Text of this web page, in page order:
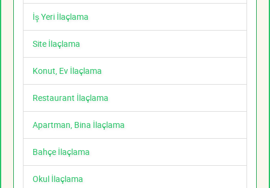
İş Yeri İlaçlama
Site İlaçlama
Konut, Ev İlaçlama
Restaurant İlaçlama
Apartman, Bina İlaçlama
Bahçe İlaçlama
Okul İlaçlama